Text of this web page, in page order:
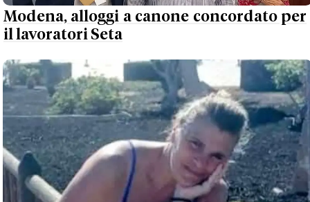
Modena, alloggi a canone concordato per
il lavoratori Seta